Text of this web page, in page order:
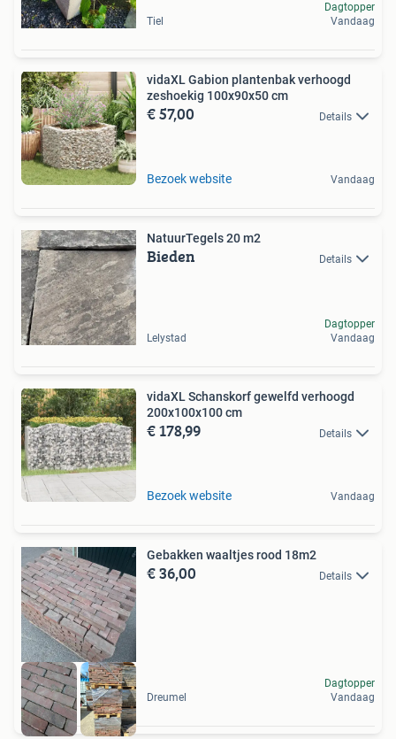
Tiel
Dagtopper
Vandaag
vidaXL Gabion plantenbak verhoogd
zeshoekig 100x90x50 cm
€ 57,00 Details
Bezoek website Vandaag
NatuurTegels 20 m2
Bieden Details
Lelystad
Dagtopper
Vandaag
vidaXL Schanskorf gewelfd verhoogd
200x100x100 cm
€ 178,99 Details
Bezoek website Vandaag
Gebakken waaltjes rood 18m2
€ 36,00 Details
Dreumel
Dagtopper
Vandaag